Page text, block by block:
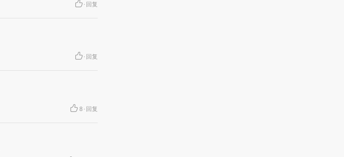
· 回复
· 回复
8 · 回复